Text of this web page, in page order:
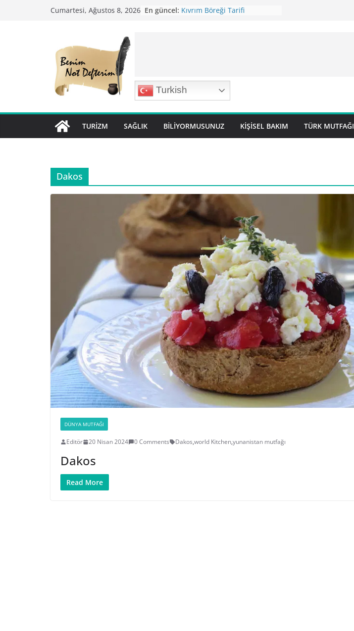
Cumartesi, Ağustos 8, 2026 En güncel: Kıvrım Böreği Tarifi
Turkish
TURIZM SAĞLIK BILIYORMUSUNUZ KIŞISEL BAKIM TÜRK MUTFAĞI
Dakos
DÜNYA MUTFAĞI
Editör 20 Nisan 2024 0 Comments Dakos,world Kitchen,yunanistan mutfağı
Dakos
Read More